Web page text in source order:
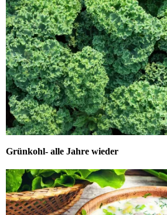
Grünkohl- alle Jahre wieder